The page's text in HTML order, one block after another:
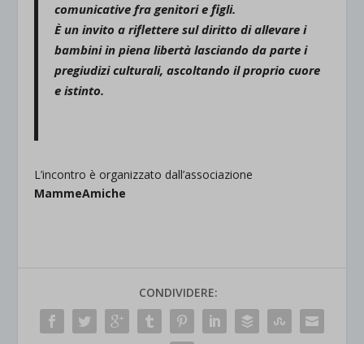
comunicative fra genitori e figli.
È un invito a riflettere suldiritto di allevare i
bambini in piena libertà lasciando da parte i
pregiudizi culturali, ascoltando il proprio cuore
e istinto.
L’incontro è organizzato dall’associazione
MammeAmiche
CONDIVIDERE: